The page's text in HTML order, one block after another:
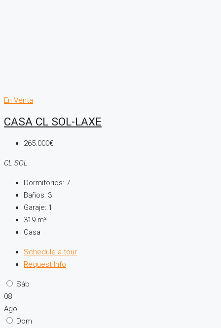
En Venta
CASA CL SOL-LAXE
265.000€
CL SOL
Dormitorios: 7
Baños: 3
Garaje: 1
319 m²
Casa
Schedule a tour
Request Info
Sáb
08
Ago
Dom